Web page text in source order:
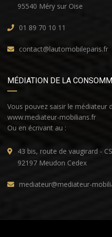
95540 Méry sur Oise
01 89 70 10 11
contact@lautomobileparis.fr
MÉDIATION DE LA
Vous pouvez saisir le médiateur
www.mediateur-mobilians.fr
Ou en écrivant au :
43 bis, route de vaugirard -
92197 Meudon Cedex
mediateur@mediateur-